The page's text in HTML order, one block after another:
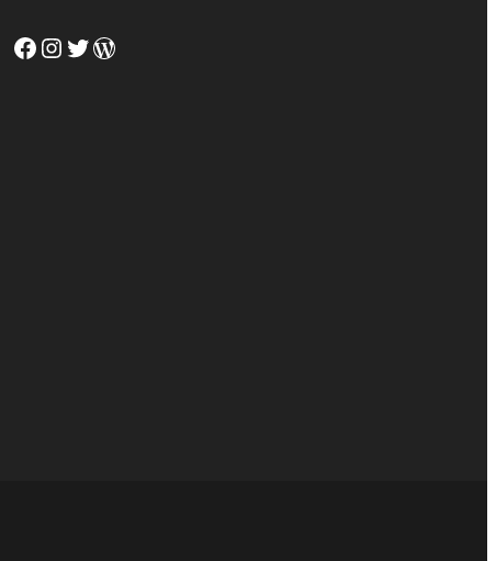
Facebook Instagram Twitter WordPress